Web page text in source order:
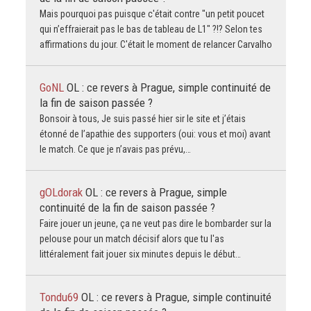
Mais pourquoi pas puisque c'était contre "un petit poucet
qui n’effraierait pas le bas de tableau de L1" ?!? Selon tes
affirmations du jour. C'était le moment de relancer Carvalho
GoNL OL : ce revers à Prague, simple continuité de
la fin de saison passée ?
Bonsoir à tous, Je suis passé hier sir le site et j’étais
étonné de l’apathie des supporters (oui: vous et moi) avant
le match. Ce que je n’avais pas prévu,…
gOLdorak OL : ce revers à Prague, simple
continuité de la fin de saison passée ?
Faire jouer un jeune, ça ne veut pas dire le bombarder sur la
pelouse pour un match décisif alors que tu l'as
littéralement fait jouer six minutes depuis le début…
Tondu69 OL : ce revers à Prague, simple continuité